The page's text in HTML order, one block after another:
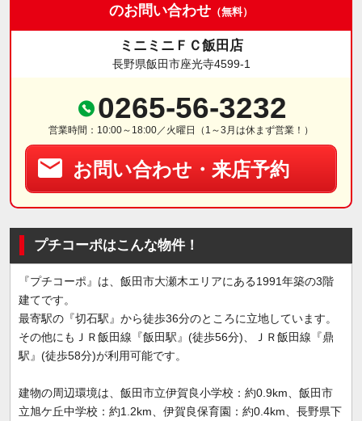
のお問い合わせ （無料）
ミニミニＦＣ飯田店
長野県飯田市座光寺4599-1
0265-56-3232
営業時間：10:00～18:00／火曜日（1～3月は休まず営業！）
お問い合わせ・来店予約
プチコーポはこんな物件！
『プチコーポ』は、飯田市大瀬木エリアにある1991年築の3階
建てです。
最寄駅の『切石駅』から徒歩36分のところに立地しています。
その他にもＪＲ飯田線『飯田駅』(徒歩56分)、ＪＲ飯田線『鼎
駅』(徒歩58分)が利用可能です。
建物の周辺環境は、飯田市立伊賀良小学校：約0.9km、飯田市
立旭ケ丘中学校：約1.2km、伊賀良保育園：約0.4km、長野県下